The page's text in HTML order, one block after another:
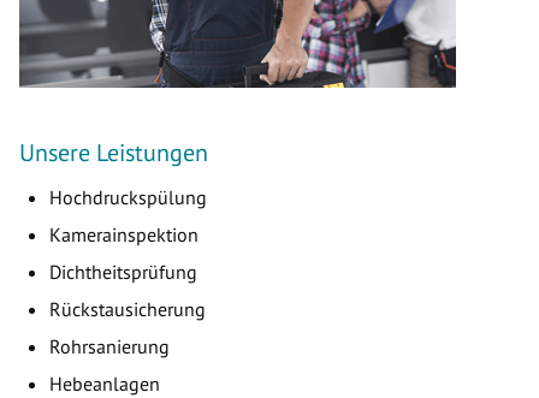
Unsere Leistungen
Hochdruckspülung
Kamerainspektion
Dichtheitsprüfung
Rückstausicherung
Rohrsanierung
Hebeanlagen